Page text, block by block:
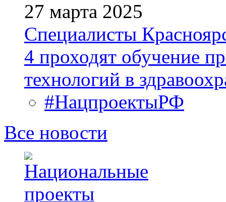
27 марта 2025
Специалисты
4 проходят обучение
технологий в
#НацпроектыРФ
Все новости